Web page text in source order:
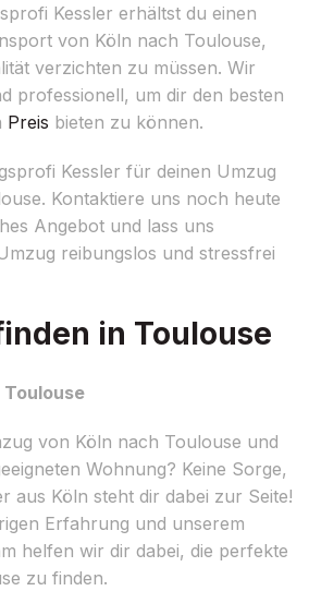
Kessler erhältst du einen
von Köln nach Toulouse,
verzichten zu müssen. Wir
professionell, um dir den besten
Preis bieten zu können.
Kessler für deinen Umzug
Kontaktiere uns noch heute
Angebot und lass uns
reibungslos und stressfrei
in Toulouse
von Köln nach Toulouse und
Wohnung? Keine Sorge,
aus Köln steht dir dabei zur Seite!
Erfahrung und unserem
helfen wir dir dabei, die perfekte
zu finden.